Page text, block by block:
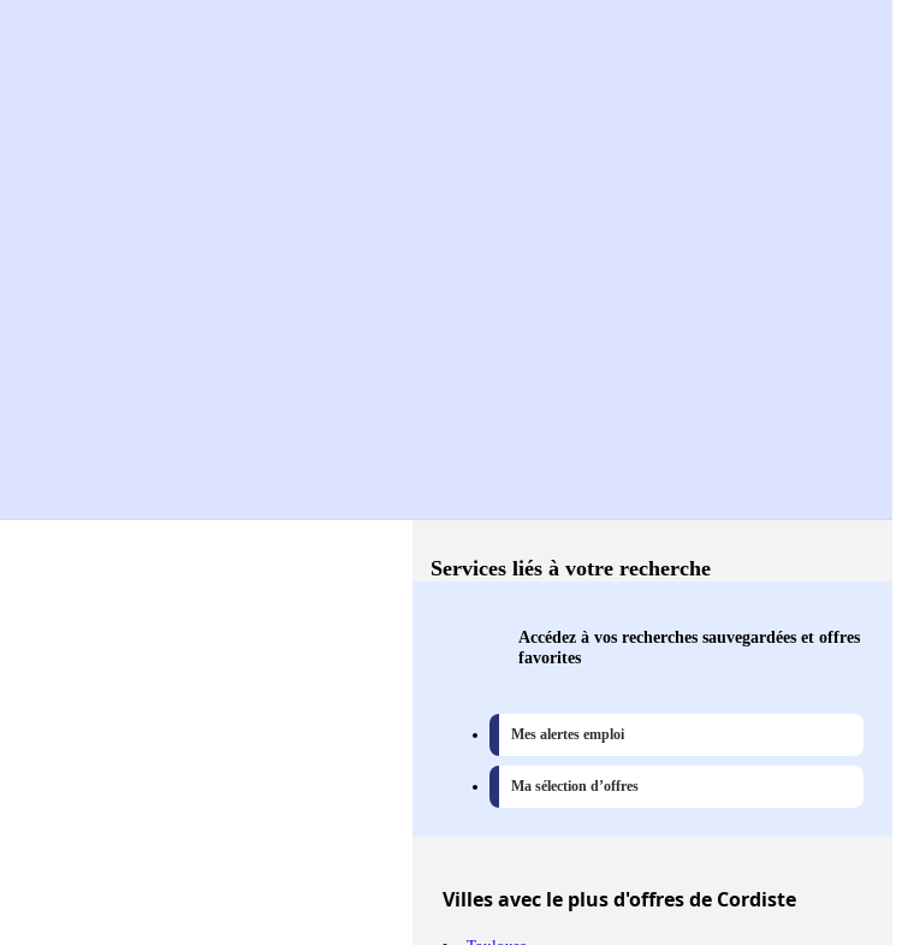
Services liés à votre recherche
Accédez à vos recherches sauvegardées et offres
favorites
Mes alertes emploi
Ma sélection d’offres
Villesavec le plus d'offres de Cordiste